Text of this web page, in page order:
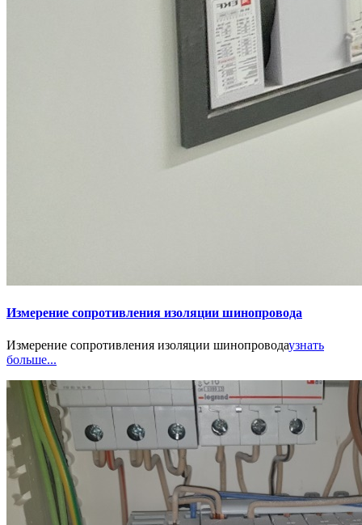
Измерение сопротивления изоляции шинопровода
Измерение сопротивления изоляции шинопроводаузнать
больше...